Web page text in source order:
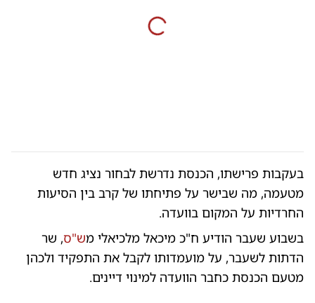
בעקבות פרישתו, הכנסת נדרשת לבחור נציג חדש
מטעמה, מה שבישר על פתיחתו של קרב בין הסיעות
החרדיות על המקום בוועדה.
בשבוע שעבר הודיע ח"כ מיכאל מלכיאלי מש"ס, שר
הדתות לשעבר, על מועמדותו לקבל את התפקיד ולכהן
מטעם הכנסת כחבר הוועדה למינוי דיינים.